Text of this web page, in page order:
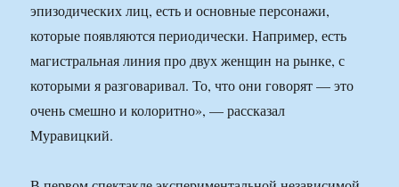
эпизодических лиц, есть и основные персонажи,
которые появляются периодически. Например, есть
магистральная линия про двух женщин на рынке, с
которыми я разговаривал. То, что они говорят — это
очень смешно и колоритно», — рассказал
Муравицкий.